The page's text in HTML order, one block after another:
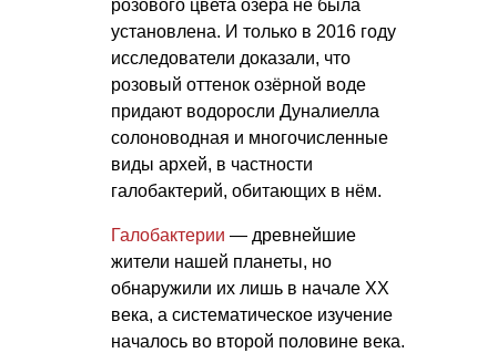
розового цвета озера не была
установлена. И только в 2016 году
исследователи доказали, что
розовый оттенок озёрной воде
придают водоросли Дуналиелла
солоноводная и многочисленные
виды архей, в частности
галобактерий, обитающих в нём.
Галобактерии — древнейшие
жители нашей планеты, но
обнаружили их лишь в начале ХХ
века, а систематическое изучение
началось во второй половине века.